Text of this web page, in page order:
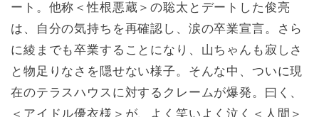
ート。他称＜性根悪蔵＞の聡太とデートした俊亮
は、自分の気持ちを再確認し、涙の卒業宣言。さら
に綾までも卒業することになり、山ちゃんも寂しさ
と物足りなさを隠せない様子。そんな中、ついに現
在のテラスハウスに対するクレームが爆発。曰く、
＜アイドル優衣様＞が、よく笑いよく泣く＜人間＞